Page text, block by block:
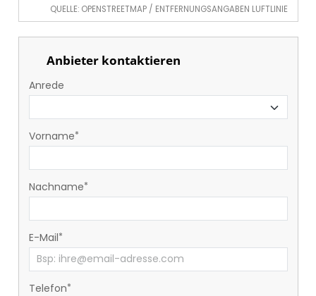
QUELLE: OPENSTREETMAP / ENTFERNUNGSANGABEN LUFTLINIE
Anbieter kontaktieren
Anrede
Vorname
Nachname
E-Mail
Telefon